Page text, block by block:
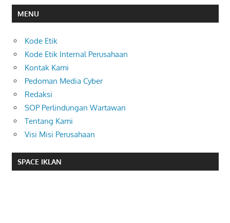
MENU
Kode Etik
Kode Etik Internal Perusahaan
Kontak Kami
Pedoman Media Cyber
Redaksi
SOP Perlindungan Wartawan
Tentang Kami
Visi Misi Perusahaan
SPACE IKLAN